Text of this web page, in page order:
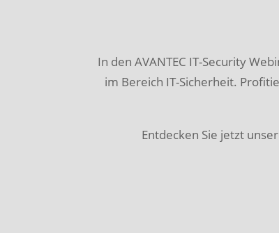
In den AVANTEC IT-Security
im Bereich IT-Sicherheit.
Entdecken Sie jetzt